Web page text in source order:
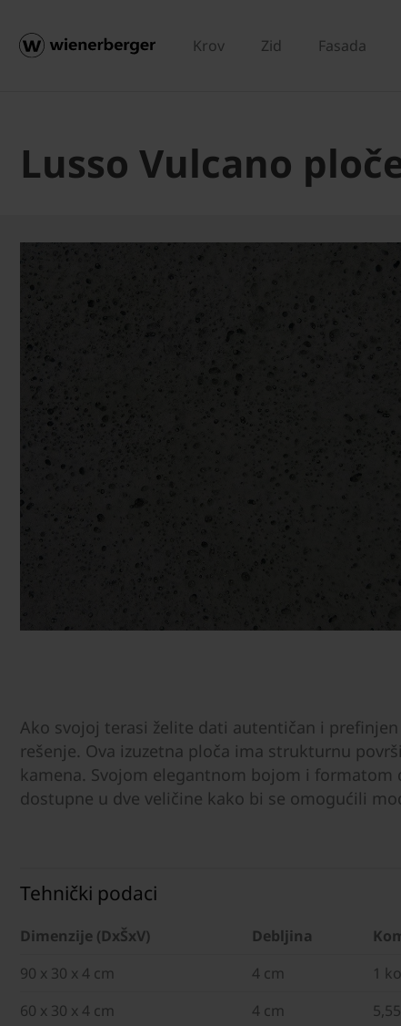
Krov Zid Fasada
Lusso Vulcano
Ako svojoj terasi želite dati autentičan i
rešenje. Ova izuzetna ploča ima strukturnu
kamena. Svojom elegantnom bojom i
dostupne u dve veličine kako bi se omogućili
Tehnički podaci
Dimenzije (DxŠxV) Debljina
90 x 30 x 4 cm
4 cm 1
60 x 30 x 4 cm
4 cm